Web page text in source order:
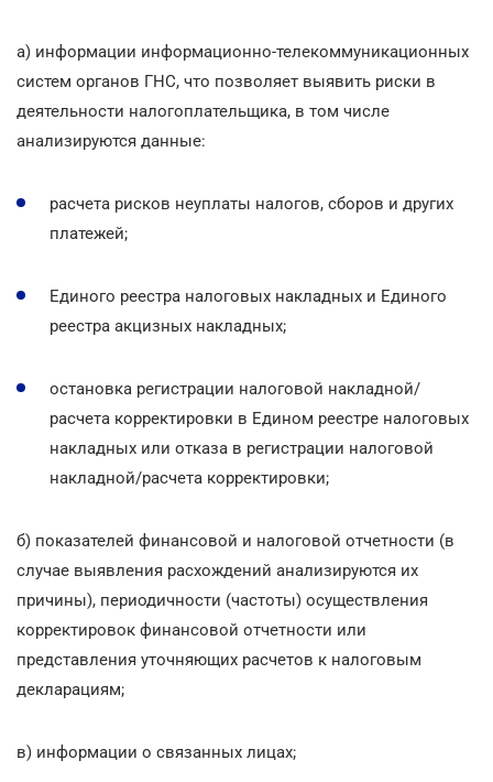
а) информации информационно-телекоммуникационных
систем органов ГНС, что позволяет выявить риски в
деятельности налогоплательщика, в том числе
анализируются данные:
расчета рисков неуплаты налогов, сборов и других
платежей;
Единого реестра налоговых накладных и Единого
реестра акцизных накладных;
остановка регистрации налоговой накладной/
расчета корректировки в Едином реестре налоговых
накладных или отказа в регистрации налоговой
накладной/расчета корректировки;
б) показателей финансовой и налоговой отчетности (в
случае выявления расхождений анализируются их
причины), периодичности (частоты) осуществления
корректировок финансовой отчетности или
представления уточняющих расчетов к налоговым
декларациям;
в) информации о связанных лицах;